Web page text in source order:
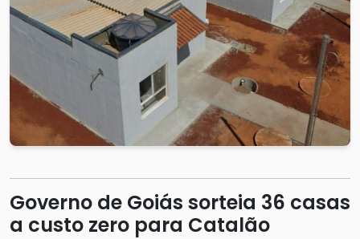
Governo de Goiás sorteia 36 casas
a custo zero para Catalão